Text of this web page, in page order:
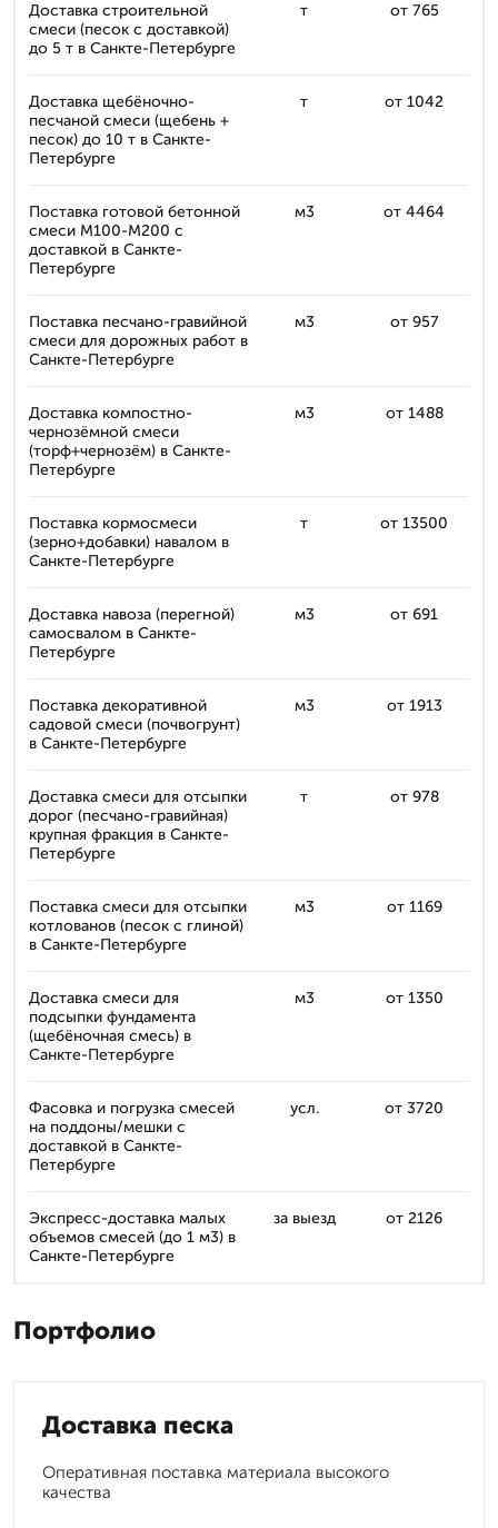
Доставка строительной
смеси (песок с доставкой)
до 5 т в Санкте-Петербурге
т от 765
Доставка щебёночно-
песчаной смеси (щебень +
песок) до 10 т в Санкте-
Петербурге
т от 1042
Поставка готовой бетонной
смеси М100-М200 с
доставкой в Санкте-
Петербурге
м3 от 4464
Поставка песчано-гравийной
смеси для дорожных работ в
Санкте-Петербурге
м3 от 957
Доставка компостно-
чернозёмной смеси
(торф+чернозём) в Санкте-
Петербурге
м3 от 1488
Поставка кормосмеси
(зерно+добавки) навалом в
Санкте-Петербурге
т от 13500
Доставка навоза (перегной)
самосвалом в Санкте-
Петербурге
м3 от 691
Поставка декоративной
садовой смеси (почвогрунт)
в Санкте-Петербурге
м3 от 1913
Доставка смеси для отсыпки
дорог (песчано-гравийная)
крупная фракция в Санкте-
Петербурге
т от 978
Поставка смеси для отсыпки
котлованов (песок с глиной)
в Санкте-Петербурге
м3 от 1169
Доставка смеси для
подсыпки фундамента
(щебёночная смесь) в
Санкте-Петербурге
м3 от 1350
Фасовка и погрузка смесей
на поддоны/мешки с
доставкой в Санкте-
Петербурге
усл. от 3720
Экспресс-доставка малых
объемов смесей (до 1 м3) в
Санкте-Петербурге
за выезд от 2126
Портфолио
Доставка песка
Оперативная поставка материала высокого
качества